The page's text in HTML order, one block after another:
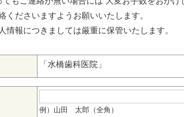
くださいますようお願いいたします。
情報につきましては厳重に保管いたします。
「水橋歯科医院」
例）山田 太郎（全角）